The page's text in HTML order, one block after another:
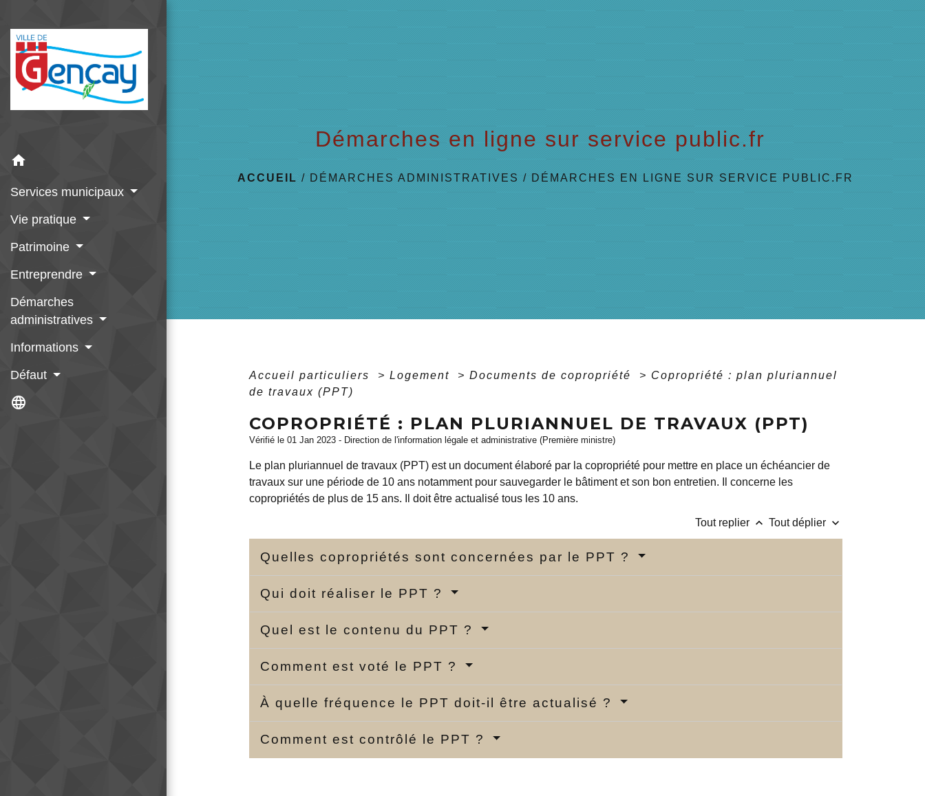
home
Services municipaux
Vie pratique
Patrimoine
Entreprendre
Démarches
administratives
Informations
Défaut
language
Démarches en ligne sur service public.fr
ACCUEIL / DÉMARCHES ADMINISTRATIVES / DÉMARCHES EN LIGNE SUR SERVICE PUBLIC.FR
Accueil particuliers > Logement > Documents de copropriété > Copropriété : plan pluriannuel
de travaux (PPT)
COPROPRIÉTÉ : PLAN PLURIANNUEL DE TRAVAUX (PPT)
Vérifié le 01 Jan 2023 - Direction de l'information légale et administrative (Première ministre)
Le plan pluriannuel de travaux (PPT) est un document élaboré par la copropriété pour mettre en place un échéancier de
travaux sur une période de 10 ans notamment pour sauvegarder le bâtiment et son bon entretien. Il concerne les
copropriétés de plus de 15 ans. Il doit être actualisé tous les 10 ans.
Tout replier keyboard_arrow_up Tout déplier keyboard_arrow_down
Quelles copropriétés sont concernées par le PPT ?
Qui doit réaliser le PPT ?
Quel est le contenu du PPT ?
Comment est voté le PPT ?
À quelle fréquence le PPT doit-il être actualisé ?
Comment est contrôlé le PPT ?